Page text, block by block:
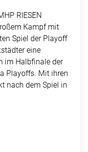
RIESEN
Kampf mit
Spiel der Playoff
eine
im Halbfinale der
Playoffs. Mit ihren
nach dem Spiel in